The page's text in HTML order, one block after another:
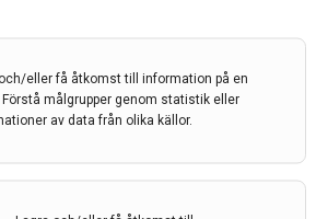
eller få åtkomst till information på en
Förstå målgrupper genom statistik eller
av data från olika källor.
och Bella Center, centralt
På plats var Örjan Skogar,